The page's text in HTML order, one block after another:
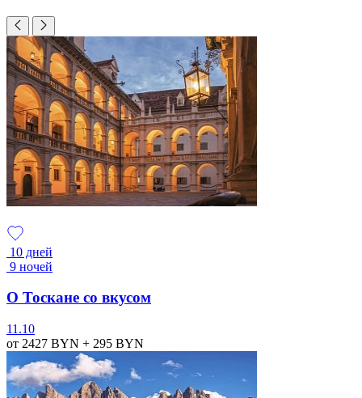
10 дней
9 ночей
О Тоскане со вкусом
11.10
от 2427 BYN + 295 BYN